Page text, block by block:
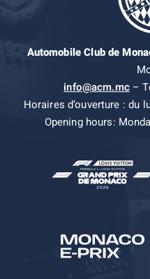
Automobile Club de
info@acm.mc–
Horaires d’ouverture : du
Opening hours: